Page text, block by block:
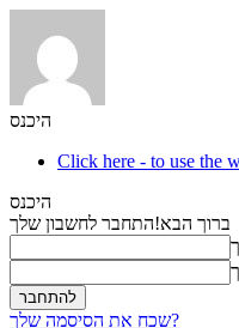
היכנס
Click here - to use the
היכנס
ברוך הבא!התחבר לחשבון שלך
שכח את הסיסמה שלך?